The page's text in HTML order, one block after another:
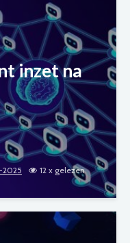
inzet na
2025 12 x gelezen